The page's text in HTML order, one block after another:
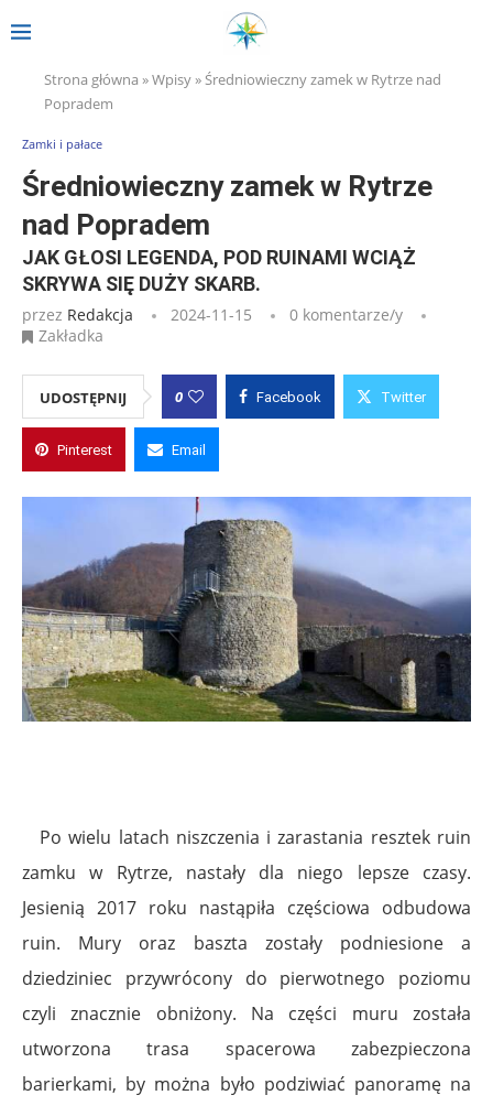
Strona główna »Wpisy»Średniowieczny zamek w Rytrze nad
Popradem
Zamki i pałace
Średniowieczny zamek w Rytrze
nad Popradem
JAK GŁOSI LEGENDA, POD RUINAMI WCIĄŻ
SKRYWA SIĘ DUŻY SKARB.
przez Redakcja 2024-11-15
0 komentarze/y
Zakładka
UDOSTĘPNIJ 0 Facebook Twitter
Pinterest Email
Po wielu latach niszczenia i zarastania resztek ruin
zamku w Rytrze, nastały dla niego lepsze czasy.
Jesienią 2017 roku nastąpiła częściowa odbudowa
ruin. Mury oraz baszta zostały podniesione a
dziedziniec przywrócony do pierwotnego poziomu
czyli znacznie obniżony. Na części muru została
utworzona trasa spacerowa zabezpieczona
barierkami, by można było podziwiać panoramę na